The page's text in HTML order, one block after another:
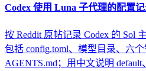
Codex 使用 Luna 子代理的配置
按 Reddit 原帖记录 Codex 的 Sol
包括 config.toml、模型目录、六
AGENTS.md；用中文说明 default